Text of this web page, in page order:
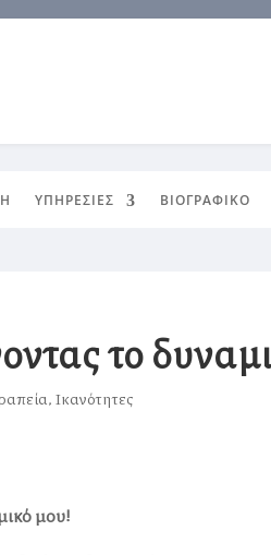
ΥΠΗΡΕΣΙΕΣ ΒΙΟΓΡΑΦΙΚΟ
το
, Ικανότητες
μου!